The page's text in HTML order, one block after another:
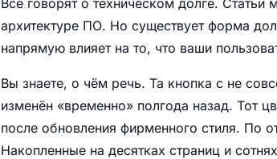
архитектуре ПО. Но существует форма
напрямую влияет на то, что ваши
Вы знаете, о чём речь. Та кнопка с не
изменён «временно» полгода назад. Тот
после обновления фирменного стиля. По
Накопленные на десятках страниц и